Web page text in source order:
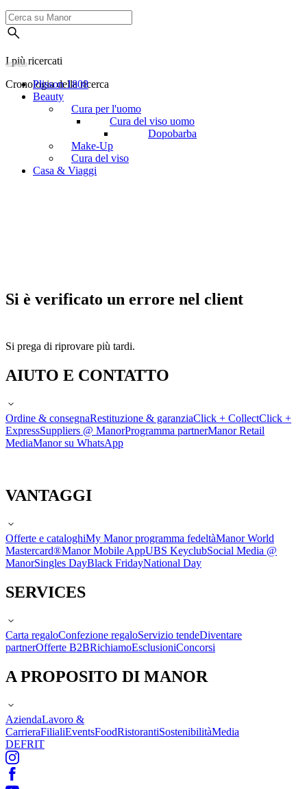
I più ricercati
Cronologia della ricerca
Plisson 1808
Beauty
Cura per l'uomo
Cura del viso uomo
Dopobarba
Make-Up
Cura del viso
Casa & Viaggi
Si è verificato un errore nel client
Si prega di riprovare più tardi.
AIUTO E CONTATTO
Ordine & consegnaRestituzione & garanziaClick + CollectClick +
ExpressSuppliers @ ManorProgramma partnerManor Retail
MediaManor su WhatsApp
VANTAGGI
Offerte e cataloghiMy Manor programma fedeltàManor World
Mastercard®Manor Mobile AppUBS KeyclubSocial Media @
ManorSingles DayBlack FridayNational Day
SERVICES
Carta regaloConfezione regaloServizio tendeDiventare
partnerOfferte B2BRichiamoEsclusioniConcorsi
A PROPOSITO DI MANOR
AziendaLavoro &
CarrieraFilialiEventsFoodRistorantiSostenibilitàMedia
DEFRIT